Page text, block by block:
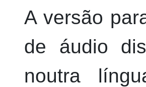
A versão
de áudio
noutra